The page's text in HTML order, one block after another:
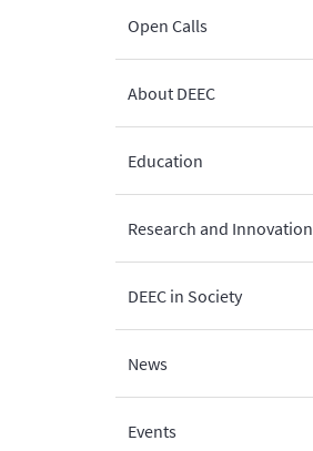
Open Calls
About DEEC
Education
Research and Innovation
DEEC in Society
News
Events